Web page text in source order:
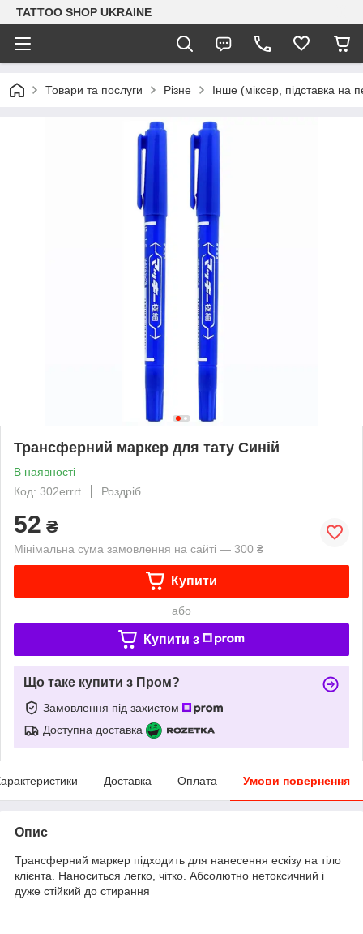
TATTOO SHOP UKRAINE
Товари та послуги Різне Інше (міксер, підставка на
Трансферний маркер для тату Синій
В наявності
Код: 302errrt
Роздріб
52 ₴
Мінімальна сума замовлення на сайті — 300 ₴
Купити
або
Купити з
Що таке купити з Пром?
Замовлення під захистом
Доступна доставка
Доставка Оплата Умови повернення
Опис
Трансферний маркер підходить для нанесення ескізу на тіло
клієнта. Наноситься легко, чітко. Абсолютно нетоксичний і
дуже стійкий до стирання